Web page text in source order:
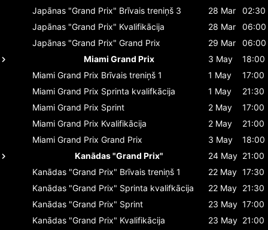
Japānas "Grand Prix" Brīvais treniņš 3 28 Mar
02:30
Japānas "Grand Prix" Kvalifikācija 28 Mar
06:00
Japānas "Grand Prix" Grand Prix 29 Mar
06:00
Miami Grand Prix
3 May
18:00
Miami Grand Prix Brīvais treniņš 1 1 May
17:00
Miami Grand Prix Sprinta kvalifkācija 1 May
21:30
Miami Grand Prix Sprint 2 May
17:00
Miami Grand Prix Kvalifikācija 2 May
21:00
Miami Grand Prix Grand Prix 3 May
18:00
Kanādas "Grand Prix"
24 May 21:00
Kanādas "Grand Prix" Brīvais treniņš 1 22 May 17:30
Kanādas "Grand Prix" Sprinta kvalifkācija 22 May 21:30
Kanādas "Grand Prix" Sprint 23 May 17:00
Kanādas "Grand Prix" Kvalifikācija 23 May 21:00